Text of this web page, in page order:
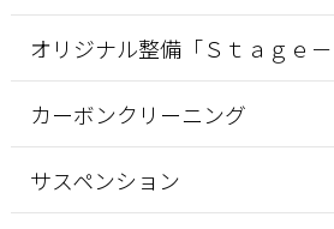
オリジナル整備「Ｓｔａｇｅ－
カーボンクリーニング
サスペンション